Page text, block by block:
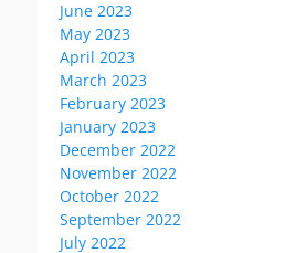
June 2023
May 2023
April 2023
March 2023
February 2023
January 2023
December 2022
November 2022
October 2022
September 2022
July 2022